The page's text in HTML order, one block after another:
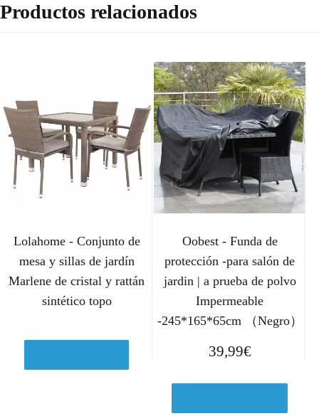
Productos relacionados
Lolahome - Conjunto de
mesa y sillas de jardín
Marlene de cristal y rattán
sintético topo
Oobest - Funda de
protección -para salón de
jardin | a prueba de polvo
Impermeable
-245*165*65cm （Negro）
39,99€